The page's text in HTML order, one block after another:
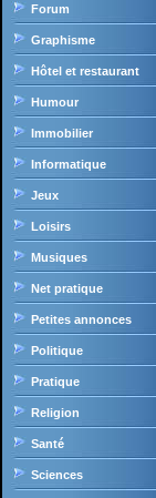
Forum
Graphisme
Hôtel et restaurant
Humour
Immobilier
Informatique
Jeux
Loisirs
Musiques
Net pratique
Petites annonces
Politique
Pratique
Religion
Santé
Sciences